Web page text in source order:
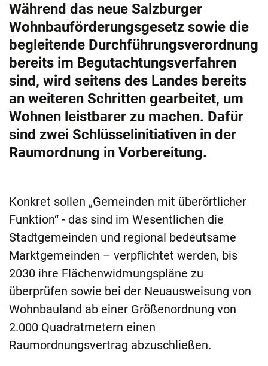
Während das neue Salzburger
Wohnbauförderungsgesetz sowie die
begleitende Durchführungsverordnung
bereits im Begutachtungsverfahren
sind, wird seitens des Landes bereits
an weiteren Schritten gearbeitet, um
Wohnen leistbarer zu machen. Dafür
sind zwei Schlüsselinitiativen in der
Raumordnung in Vorbereitung.
Konkret sollen „Gemeinden mit überörtlicher
Funktion“ - das sind im Wesentlichen die
Stadtgemeinden und regional bedeutsame
Marktgemeinden – verpflichtet werden, bis
2030 ihre Flächenwidmungspläne zu
überprüfen sowie bei der Neuausweisung von
Wohnbauland ab einer Größenordnung von
2.000 Quadratmetern einen
Raumordnungsvertrag abzuschließen.